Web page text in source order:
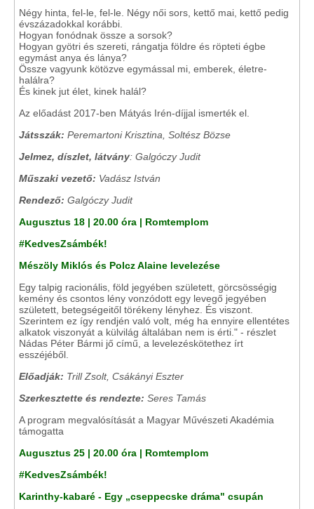
Négy hinta, fel-le, fel-le. Négy női sors, kettő mai, kettő pedig
évszázadokkal korábbi.
Hogyan fonódnak össze a sorsok?
Hogyan gyötri és szereti, rángatja földre és röpteti égbe
egymást anya és lánya?
Össze vagyunk kötözve egymással mi, emberek, életre-
halálra?
És kinek jut élet, kinek halál?
Az előadást 2017-ben Mátyás Irén-díjjal ismerték el.
Játsszák: Peremartoni Krisztina, Soltész Bözse
Jelmez, díszlet, látvány: Galgóczy Judit
Műszaki vezető: Vadász István
Rendező: Galgóczy Judit
Augusztus 18 | 20.00 óra | Romtemplom
#KedvesZsámbék!
Mészöly Miklós és Polcz Alaine levelezése
Egy talpig racionális, föld jegyében született, görcsösségig
kemény és csontos lény vonzódott egy levegő jegyében
született, betegségeitől törékeny lényhez. És viszont.
Szerintem ez így rendjén való volt, még ha ennyire ellentétes
alkatok viszonyát a külvilág általában nem is érti." - részlet
Nádas Péter Bármi jő című, a levelezéskötethez írt
esszéjéből.
Előadják: Trill Zsolt, Csákányi Eszter
Szerkesztette és rendezte: Seres Tamás
A program megvalósítását a Magyar Művészeti Akadémia
támogatta
Augusztus 25 | 20.00 óra | Romtemplom
#KedvesZsámbék!
Karinthy-kabaré - Egy „cseppecske dráma" csupán